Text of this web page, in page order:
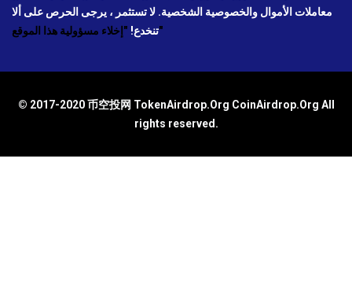
معاملات الأموال والخصوصية الشخصية. لا تستثمر ، يرجى الحرص على ألا
تنخدع!"إخلاء مسؤولية هذا الموقع"
© 2017-2020 币空投网 TokenAirdrop.Org CoinAirdrop.Org All
rights reserved.